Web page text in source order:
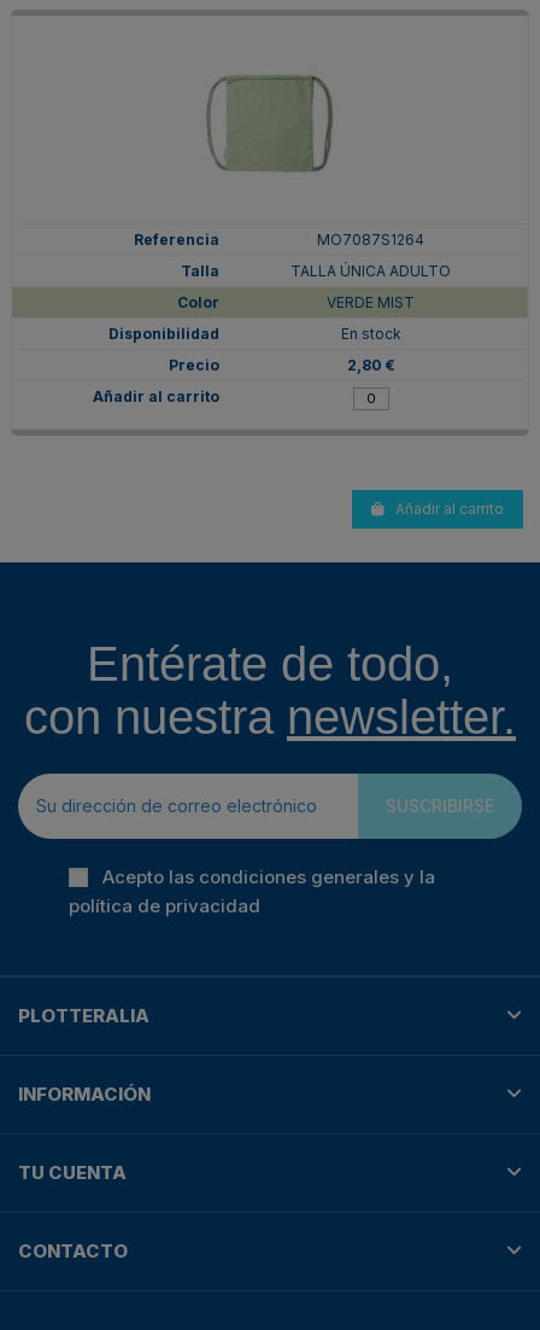
MO7087S1264
TALLA ÚNICA ADULTO
VERDE MIST
En stock
2,80 €
Añadir al carrito
Entérate de todo,
con nuestra newsletter.
SUSCRIBIRSE
Acepto las condiciones generales y la
política de privacidad
PLOTTERALIA
INFORMACIÓN
TU CUENTA
CONTACTO